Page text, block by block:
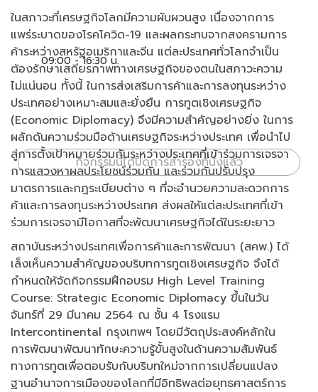
09:00 - 16:30 น.
กิจกรรมนี้ได้ปิดการสำรองที่นั่งแล้ว
ในสภาวะที่เศรษฐกิจโลกมีความผันผวนสูง เนื่องจากการ
แพร่ระบาดของโรคโควิด-19 และผลกระทบจากสงครามการ
ค้าระหว่างสหรัฐอเมริกาและจีน แต่ละประเทศทั่วโลกจำเป็น
ต้องรักษาเสถียรภาพทางเศรษฐกิจของตนในสภาวะความ
ไม่แน่นอน ทั้งนี้ ในการส่งเสริมการค้าและการลงทุนระหว่าง
ประเทศอย่างเหมาะสมและยั่งยืน การทูตเชิงเศรษฐกิจ
(Economic Diplomacy) จึงมีความสำคัญอย่างยิ่ง ในการ
ผลักดันความร่วมมือด้านเศรษฐกิจระหว่างประเทศ เพื่อนำไป
สู่การตั้งเป้าหมายร่วมกันระหว่างประเทศที่เข้าร่วมการเจรจา
การแสวงหาผลประโยชน์ร่วมกัน และร่วมกันปรับปรุง
มาตรการและกฎระเบียบต่าง ๆ ที่จะอำนวยความสะดวกการ
ค้าและการลงทุนระหว่างประเทศ ส่งผลให้แต่ละประเทศที่เข้า
ร่วมการเจรจามีโอกาสที่จะพัฒนาเศรษฐกิจได้ในระยะยาว
สถาบันระหว่างประเทศเพื่อการค้าและการพัฒนา (สคพ.) ได้
เล็งเห็นความสำคัญของบริบทการทูตเชิงเศรษฐกิจ จึงได้
กำหนดให้จัดกิจกรรมฝึกอบรม High Level Training
Course: Strategic Economic Diplomacy ขึ้นในวัน
จันทร์ที่ 29 มีนาคม 2564 ณ ชั้น 4 โรงแรม
Intercontinental กรุงเทพฯ โดยมีวัตถุประสงค์หลักใน
การพัฒนาพัฒนาทักษะความรู้ขั้นสูงในด้านความสัมพันธ์
ทางการทูตเพื่อตอบรับกับบริบทใหม่จากการเปลี่ยนแปลง
ฐานอำนาจการเมืองของโลกที่มีอิทธิพลต่อยุทธศาสตร์การ